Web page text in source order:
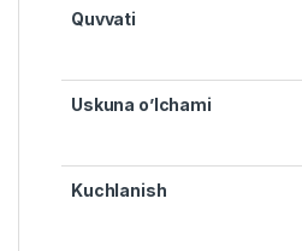
Quvvati
Uskuna o’lchami
Kuchlanish